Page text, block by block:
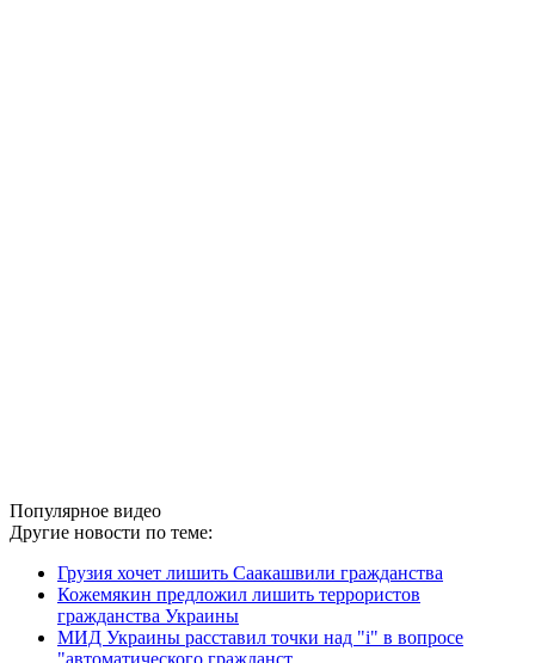
Популярное видео
Другие новости по теме:
Грузия хочет лишить Саакашвили гражданства
Кожемякин предложил лишить террористов
гражданства Украины
МИД Украины расставил точки над "і" в вопросе
"автоматического гражданст ...